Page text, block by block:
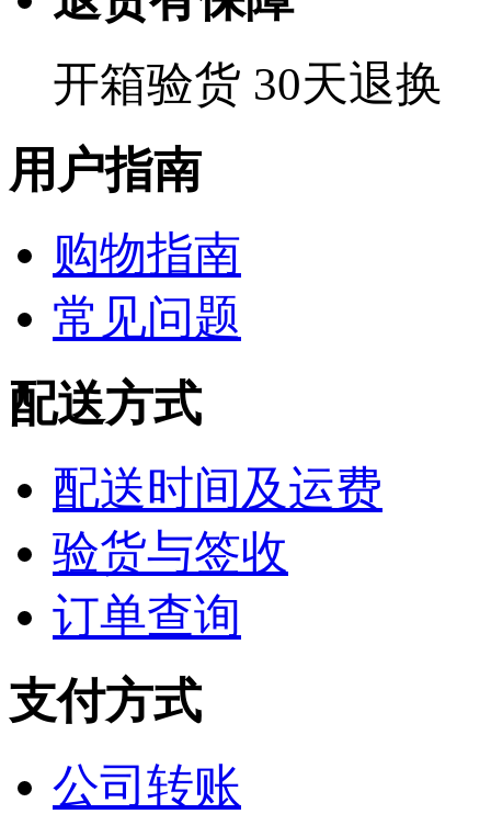
开箱验货 30天退换
用户指南
购物指南
常见问题
配送方式
配送时间及运费
验货与签收
订单查询
支付方式
公司转账